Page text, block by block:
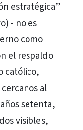
estratégica”
- no es
como
el respaldo
católico,
al
setenta,
visibles,